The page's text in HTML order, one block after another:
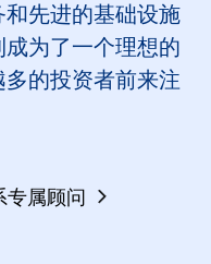
先进的基础设施
为了一个理想的
的投资者前来注
专属顾问